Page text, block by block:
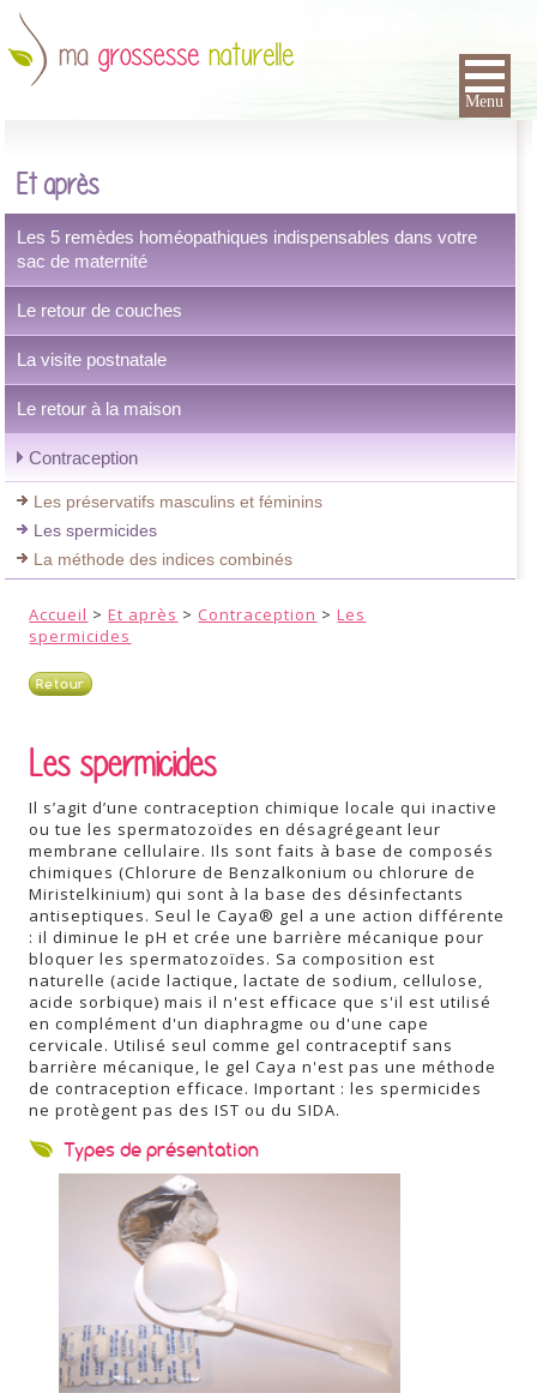
Et après
Les 5 remèdes homéopathiques indispensables dans votre
sac de maternité
Le retour de couches
La visite postnatale
Le retour à la maison
Contraception
Les préservatifs masculins et féminins
Les spermicides
La méthode des indices combinés
Accueil >Et après > Contraception >Les
spermicides
Retour
Les spermicides
Il s’agit d’une contraception chimique locale qui inactive
ou tue les spermatozoïdes en désagrégeant leur
membrane cellulaire. Ils sont faits à base de composés
chimiques (Chlorure de Benzalkonium ou chlorure de
Miristelkinium) qui sont à la base des désinfectants
antiseptiques. Seul le Caya® gel a une action différente
: il diminue le pH et crée une barrière mécanique pour
bloquer les spermatozoïdes. Sa composition est
naturelle (acide lactique, lactate de sodium, cellulose,
acide sorbique) mais il n'est efficace que s'il est utilisé
en complément d'un diaphragme ou d'une cape
cervicale. Utilisé seul comme gel contraceptif sans
barrière mécanique, le gel Caya n'est pas une méthode
de contraception efficace. Important : les spermicides
ne protègent pas des IST ou du SIDA.
Types de présentation
Menu